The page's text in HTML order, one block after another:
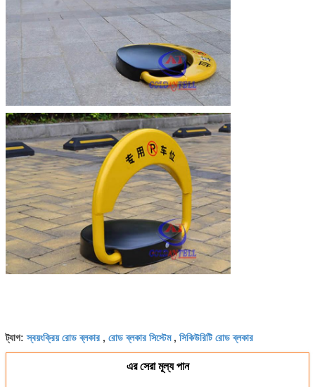
ট্যাগ:স্বয়ংক্রিয় রোড ব্লকার , রোড ব্লকার সিস্টেম, সিকিউরিটি রোড ব্লকার
এর সেরা মূল্য পান